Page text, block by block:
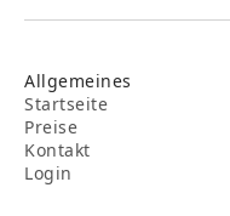
Allgemeines
Startseite
Preise
Kontakt
Login